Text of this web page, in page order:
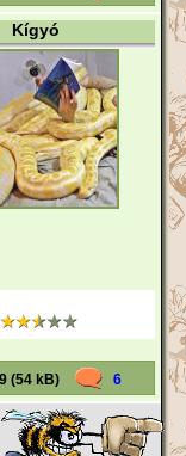
Kígyó
(54 kB) 6